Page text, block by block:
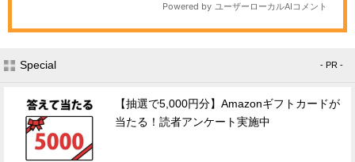
Special - PR -
【抽選で5,000円分】Amazonギフトカードが
当たる！読者アンケート実施中